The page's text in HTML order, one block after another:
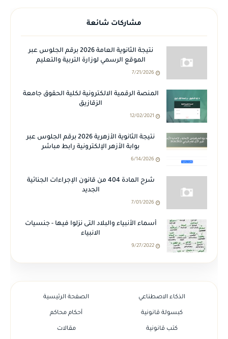
مشاركات شائعة
نتيجة الثانوية العامة 2026 برقم الجلوس عبر
الموقع الرسمي لوزارة التربية والتعليم
7/21/2026
المنصة الرقمية الالكترونية لكلية الحقوق جامعة
الزقازيق
12/02/2021
نتيجة الثانوية الأزهرية 2026 برقم الجلوس عبر
بوابة الأزهر الإلكترونية رابط مباشر
6/14/2026
شرح المادة 404 من قانون الإجراءات الجنائية
الجديد
7/01/2026
أسماء الأنبياء والبلاد التى نزلوا فيها - جنسيات
الانبياء
9/27/2022
الصفحة الرئيسية الذكاء الاصطناعي
أحكام محاكم كبسولة قانونية
مقالات كتب قانونية